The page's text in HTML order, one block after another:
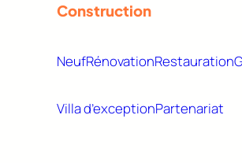
Construction
NeufRénovationRestauration
Villa d’exceptionPartenariat